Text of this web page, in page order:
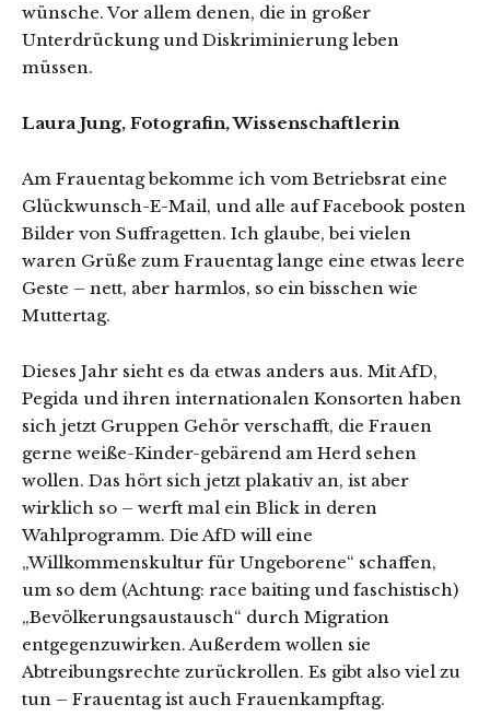
wünsche. Vor allem denen, die in großer
Unterdrückung und Diskriminierung leben
müssen.
Laura Jung, Fotografin, Wissenschaftlerin
Am Frauentag bekomme ich vom Betriebsrat eine
Glückwunsch-E-Mail, und alle auf Facebook posten
Bilder von Suffragetten. Ich glaube, bei vielen
waren Grüße zum Frauentag lange eine etwas leere
Geste – nett, aber harmlos, so ein bisschen wie
Muttertag.
Dieses Jahr sieht es da etwas anders aus. Mit AfD,
Pegida und ihren internationalen Konsorten haben
sich jetzt Gruppen Gehör verschafft, die Frauen
gerne weiße-Kinder-gebärend am Herd sehen
wollen. Das hört sich jetzt plakativ an, ist aber
wirklich so – werft mal ein Blick in deren
Wahlprogramm. Die AfD will eine
„Willkommenskultur für Ungeborene“ schaffen,
um so dem (Achtung: race baiting und faschistisch)
„Bevölkerungsaustausch“ durch Migration
entgegenzuwirken. Außerdem wollen sie
Abtreibungsrechte zurückrollen. Es gibt also viel zu
tun – Frauentag ist auch Frauenkampftag.